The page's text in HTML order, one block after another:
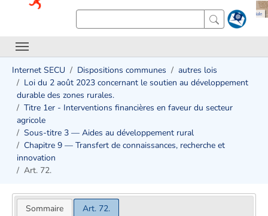
Internet SECU Dispositions communes
autres lois
Loi du 2 août 2023 concernant le soutien au développement
durable des zones rurales.
Titre 1er - Interventions financières en faveur du secteur
agricole
Sous-titre 3 — Aides au développement rural
Chapitre 9 — Transfert de connaissances, recherche et
innovation
Art. 72.
Sommaire Art. 72.